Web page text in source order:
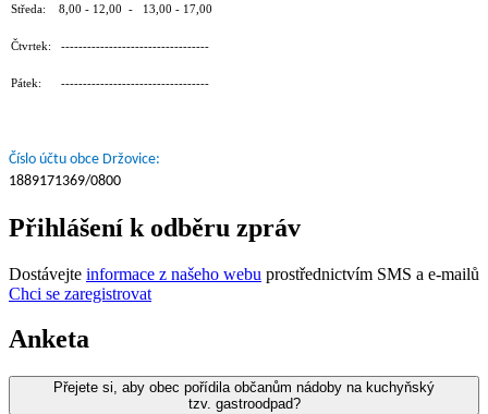
Středa: 8,00 - 12,00 - 13,00 - 17,00
Čtvrtek: ----------------------------------
Pátek: ----------------------------------
Číslo účtu obce Držovice:
1889171369/0800
Přihlášení k odběru zpráv
Dostávejte informace z našeho webu prostřednictvím SMS a e-mailů
Chci se zaregistrovat
Anketa
Přejete si, aby obec pořídila občanům nádoby na kuchyňský
tzv. gastroodpad?